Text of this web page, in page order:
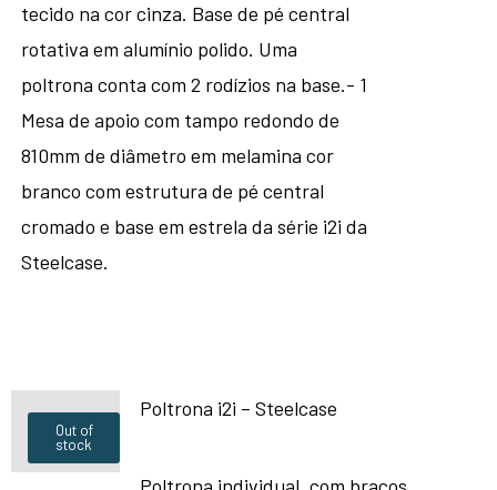
tecido na cor cinza. Base de pé central
rotativa em alumínio polido. Uma
poltrona conta com 2 rodízios na base.- 1
Mesa de apoio com tampo redondo de
810mm de diâmetro em melamina cor
branco com estrutura de pé central
cromado e base em estrela da série i2i da
Steelcase.
Out of
stock
Poltrona i2i – Steelcase